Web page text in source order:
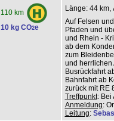
110 km
10 kg CO2e
Länge: 44 km,
Auf Felsen
Pfaden und
und Rhein -
ab dem
zum
und herrlichen
Busrückfahrt
Bahnfahrt ab
zurück mit RE
Treffpunkt: Bei
Anmeldung:
Leitung: